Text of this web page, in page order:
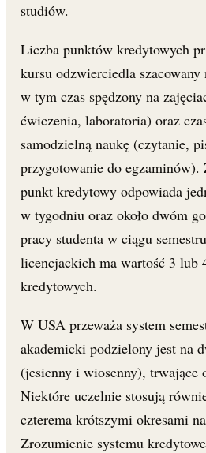
studiów.
Liczba punktów kredytowych
kursu odzwierciedla szacowany
w tym czas spędzony na
ćwiczenia, laboratoria) oraz
samodzielną naukę (czytanie,
przygotowanie do egzaminów).
punkt kredytowy odpowiada
w tygodniu oraz około dwóm
pracy studenta w ciągu
licencjackich ma wartość 3 lub
kredytowych.
W USA przeważa system
akademicki podzielony jest na
(jesienny i wiosenny), trwające
Niektóre uczelnie stosują
czterema krótszymi okresami
Zrozumienie systemu